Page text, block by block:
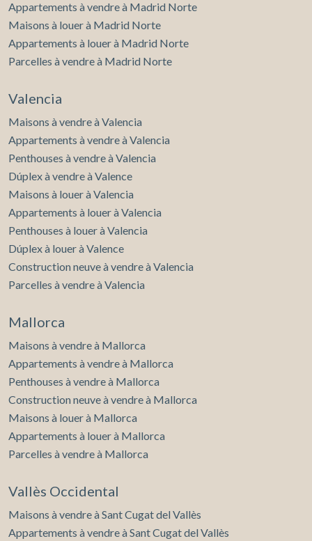
Appartements à vendre à Madrid Norte
Maisons à louer à Madrid Norte
Appartements à louer à Madrid Norte
Parcelles à vendre à Madrid Norte
Valencia
Maisons à vendre à Valencia
Appartements à vendre à Valencia
Penthouses à vendre à Valencia
Dúplex à vendre à Valence
Maisons à louer à Valencia
Appartements à louer à Valencia
Penthouses à louer à Valencia
Dúplex à louer à Valence
Construction neuve à vendre à Valencia
Parcelles à vendre à Valencia
Mallorca
Maisons à vendre à Mallorca
Appartements à vendre à Mallorca
Penthouses à vendre à Mallorca
Construction neuve à vendre à Mallorca
Maisons à louer à Mallorca
Appartements à louer à Mallorca
Parcelles à vendre à Mallorca
Vallès Occidental
Maisons à vendre à Sant Cugat del Vallès
Appartements à vendre à Sant Cugat del Vallès